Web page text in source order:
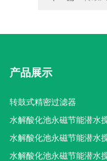
产品展示
转鼓式精密过滤器
水解酸化池永磁节能潜水
机厂家供应
水解酸化池永磁节能潜水
机厂家直销
水解酸化池永磁节能潜水